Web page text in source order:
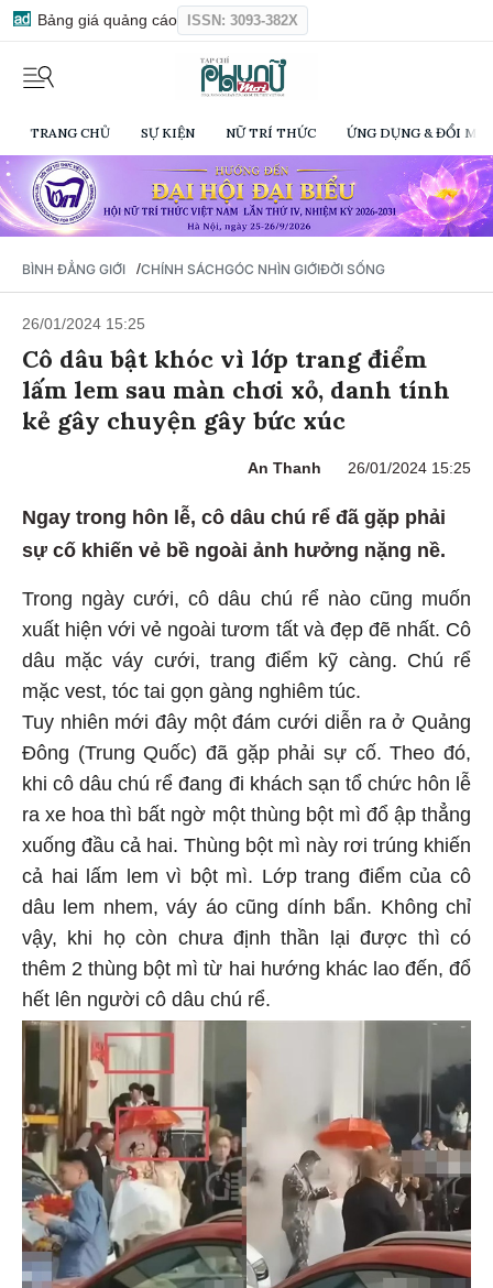
Bảng giá quảng cáo ISSN: 3093-382X
TRANG CHỦ SỰ KIỆN NỮ TRÍ THỨC ỨNG DỤNG & ĐỔI
BÌNH ĐẲNG GIỚI /CHÍNH SÁCHGÓC NHÌN GIỚIĐỜI SỐNG
26/01/2024 15:25
Cô dâu bật khóc vì lớp trang điểm
lấm lem sau màn chơi xỏ, danh tính
kẻ gây chuyện gây bức xúc
An Thanh 26/01/2024 15:25
Ngay trong hôn lễ, cô dâu chú rể đã gặp phải
sự cố khiến vẻ bề ngoài ảnh hưởng nặng nề.
Trong ngày cưới, cô dâu chú rể nào cũng muốn
xuất hiện với vẻ ngoài tươm tất và đẹp đẽ nhất. Cô
dâu mặc váy cưới, trang điểm kỹ càng. Chú rể
mặc vest, tóc tai gọn gàng nghiêm túc.
Tuy nhiên mới đây một đám cưới diễn ra ở Quảng
Đông (Trung Quốc) đã gặp phải sự cố. Theo đó,
khi cô dâu chú rể đang đi khách sạn tổ chức hôn lễ
ra xe hoa thì bất ngờ một thùng bột mì đổ ập thẳng
xuống đầu cả hai. Thùng bột mì này rơi trúng khiến
cả hai lấm lem vì bột mì. Lớp trang điểm của cô
dâu lem nhem, váy áo cũng dính bẩn. Không chỉ
vậy, khi họ còn chưa định thần lại được thì có
thêm 2 thùng bột mì từ hai hướng khác lao đến, đổ
hết lên người cô dâu chú rể.